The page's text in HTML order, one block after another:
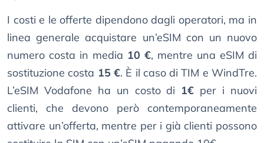
I costi e le offerte dipendono dagli operatori, ma in
linea generale acquistare un’eSIM con un nuovo
numero costa in media 10 €, mentre una eSIM di
sostituzione costa 15 €. È il caso di TIM e WindTre.
L’eSIM Vodafone ha un costo di 1€ per i nuovi
clienti, che devono però contemporaneamente
attivare un’offerta, mentre per i già clienti possono